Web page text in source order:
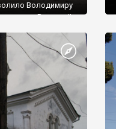
Володимиру
Василю ІІ,
На честь